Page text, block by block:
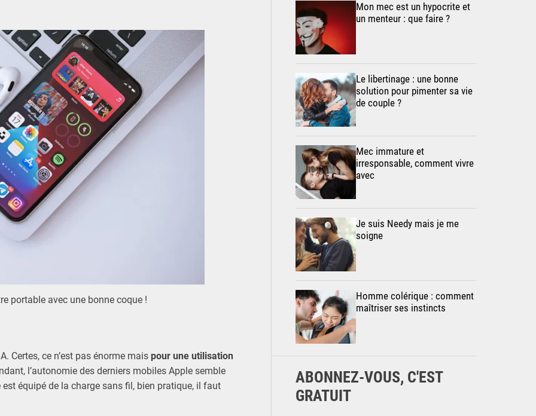
portable avec une bonne coque !
Certes, ce n’est pas énorme mais pour une utilisation
l’autonomie des derniers mobiles Apple semble
équipé de la charge sans fil, bien pratique, il faut
Mon mec est un hypocrite et
un menteur : que faire ?
Le libertinage : une bonne
solution pour pimenter sa vie
de couple ?
Mec immature et
irresponsable, comment vivre
avec
Je suis Needy mais je me
soigne
Homme colérique : comment
maîtriser ses instincts
ABONNEZ-VOUS, C'EST
GRATUIT